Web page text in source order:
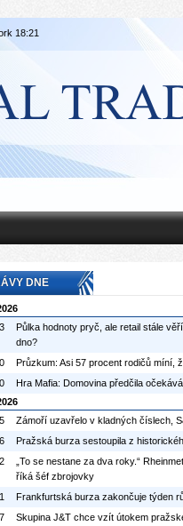
DNE
Půlka hodnoty pryč, ale retail stále
dno?
Průzkum: Asi 57 procent rodičů míní,
Hra Mafia: Domovina předčila
Zámoří uzavřelo v kladných číslech,
Pražská burza sestoupila z
„To se nestane za dva roky.“
říká šéf zbrojovky
Frankfurtská burza zakončuje týden
Skupina J&T chce vzít útokem
18:21